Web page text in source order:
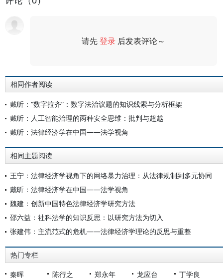
请先登录 后发表评论～
相同作者阅读
戴昕：“数字拉齐”：数字法治议题的知识线索与分析框架
戴昕：人工智能治理的两种安全思维：批判与超越
戴昕：法律经济学在中国——法学视角
相同主题阅读
王宁：法律经济学视角下的网络暴力治理：从法律规制到多元协同
戴昕：法律经济学在中国——法学视角
魏建：创新中国特色法律经济学研究方法
邵六益：社科法学的知识反思：以研究方法为切入
张建伟：主流范式的危机——法律经济学理论的反思与重整
热门专栏
秦晖 陈行之 郑永年 龙应台 丁学良